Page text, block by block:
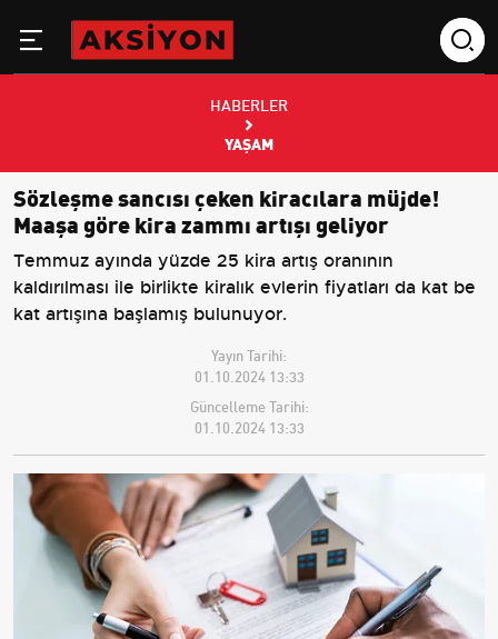
HABERLER
YAŞAM
Sözleşme sancısı çeken kiracılara müjde!
Maaşa göre kira zammı artışı geliyor
Temmuz ayında yüzde 25 kira artış oranının
kaldırılması ile birlikte kiralık evlerin fiyatları da kat be
kat artışına başlamış bulunuyor.
Yayın Tarihi:
01.10.2024 13:33
Güncelleme Tarihi:
01.10.2024 13:33